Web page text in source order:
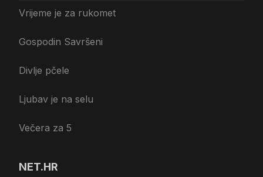
Vrijeme je za rukomet
Gospodin Savršeni
Divlje pčele
Ljubav je na selu
Večera za 5
NET.HR